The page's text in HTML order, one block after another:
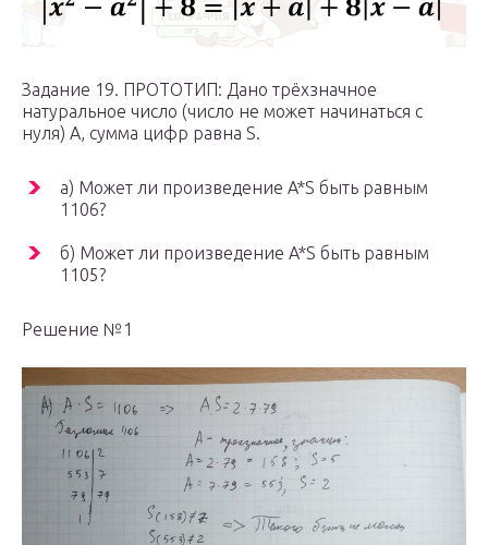
Задание 19. ПРОТОТИП: Дано трёхзначное
натуральное число (число не может начинаться с
нуля) А, сумма цифр равна S.
а) Может ли произведение A*S быть равным
1106?
б) Может ли произведение A*S быть равным
1105?
Решение №1